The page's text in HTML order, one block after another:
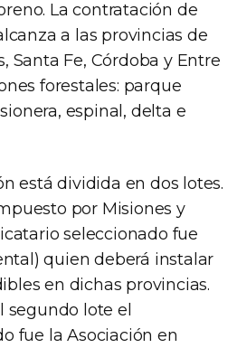
La contratación de
a las provincias de
Santa Fe, Córdoba y Entre
forestales: parque
espinal, delta e
está dividida en dos lotes.
por Misiones y
seleccionado fue
quien deberá instalar
en dichas provincias.
segundo lote el
fue la Asociación en